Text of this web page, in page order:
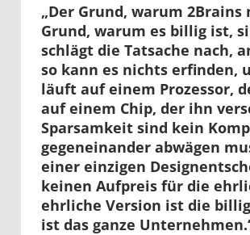
„Der Grund, warum
Grund, warum es billig ist,
schlägt die Tatsache nach,
so kann es nichts erfinden,
läuft auf einem Prozessor,
auf einem Chip, der ihn
Sparsamkeit sind kein
gegeneinander abwägen
einer einzigen
keinen Aufpreis für die
ehrliche Version ist die
ist das ganze